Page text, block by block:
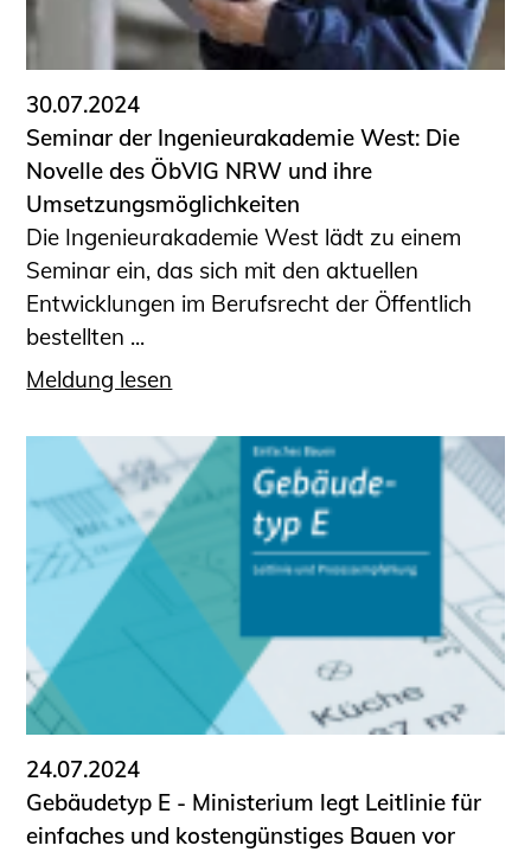
30.07.2024
Seminar der Ingenieurakademie West: Die
Novelle des ÖbVIG NRW und ihre
Umsetzungsmöglichkeiten
Die Ingenieurakademie West lädt zu einem
Seminar ein, das sich mit den aktuellen
Entwicklungen im Berufsrecht der Öffentlich
bestellten ...
Meldung lesen
24.07.2024
Gebäudetyp E - Ministerium legt Leitlinie für
einfaches und kostengünstiges Bauen vor